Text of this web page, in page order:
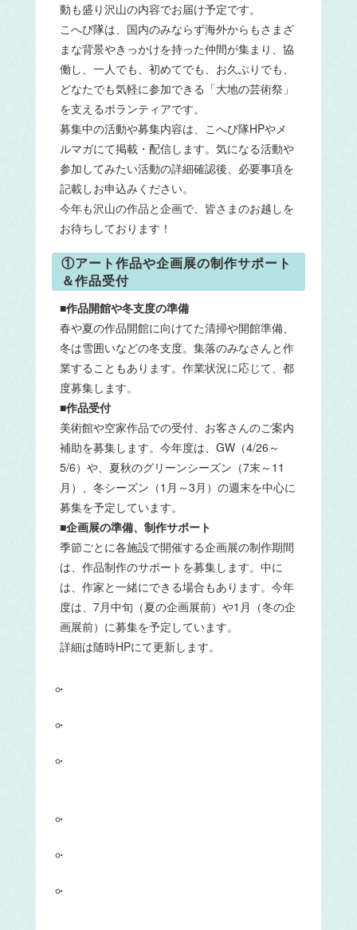
動も盛り沢山の内容でお届け予定です。
こへび隊は、国内のみならず海外からもさまざ
まな背景やきっかけを持った仲間が集まり、協
働し、一人でも、初めてでも、お久ぶりでも、
どなたでも気軽に参加できる「大地の芸術祭」
を支えるボランティアです。
募集中の活動や募集内容は、こへび隊HPやメ
ルマガにて掲載・配信します。気になる活動や
参加してみたい活動の詳細確認後、必要事項を
記載しお申込みください。
今年も沢山の作品と企画で、皆さまのお越しを
お待ちしております！
①アート作品や企画展の制作サポート
＆作品受付
■作品開館や冬支度の準備
春や夏の作品開館に向けてた清掃や開館準備、
冬は雪囲いなどの冬支度。集落のみなさんと作
業することもあります。作業状況に応じて、都
度募集します。
■作品受付
美術館や空家作品での受付、お客さんのご案内
補助を募集します。今年度は、GW（4/26～
5/6）や、夏秋のグリーンシーズン（7末～11
月）、冬シーズン（1月～3月）の週末を中心に
募集を予定しています。
■企画展の準備、制作サポート
季節ごとに各施設で開催する企画展の制作期間
は、作品制作のサポートを募集します。中に
は、作家と一緒にできる場合もあります。今年
度は、7月中旬（夏の企画展前）や1月（冬の企
画展前）に募集を予定しています。
詳細は随時HPにて更新します。